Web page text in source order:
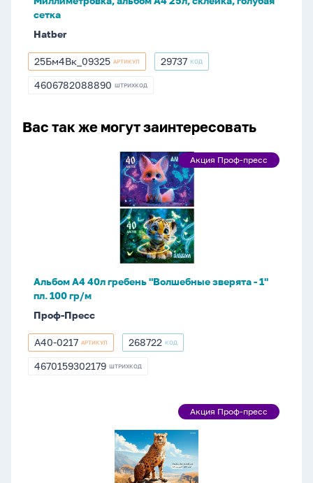
сетка
Hatber
25Бм4Bк_09325
25Бм4Bк_09325 АРТИКУЛ 29737
29737 КОД
4606782088890
4606782088890 ШТРИХКОД
Вас так же могут заинтересовать
пл.
100
гр/
м
Акция
Акция Проф-пресс
Альбом А4 40л гребень "Волшебные зверята - 1"
пл. 100 гр/м
Проф-Пресс
А40-
0217
А40-0217 АРТИКУЛ 268722
268722 КОД
4670159302179
4670159302179 ШТРИХКОД
Акция
Акция Проф-пресс